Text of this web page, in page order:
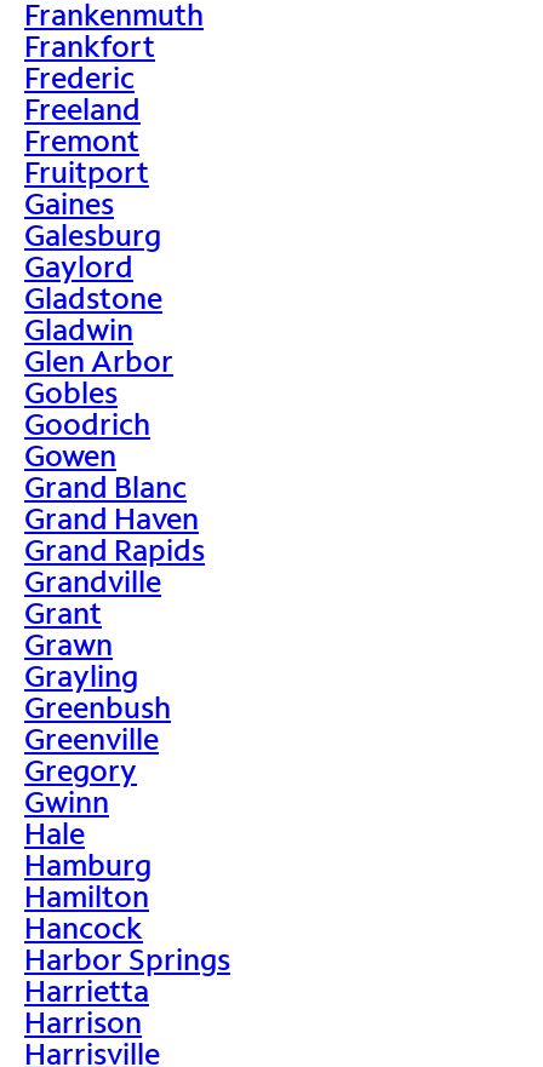
Frankenmuth
Frankfort
Frederic
Freeland
Fremont
Fruitport
Gaines
Galesburg
Gaylord
Gladstone
Gladwin
Glen Arbor
Gobles
Goodrich
Gowen
Grand Blanc
Grand Haven
Grand Rapids
Grandville
Grant
Grawn
Grayling
Greenbush
Greenville
Gregory
Gwinn
Hale
Hamburg
Hamilton
Hancock
Harbor Springs
Harrietta
Harrison
Harrisville